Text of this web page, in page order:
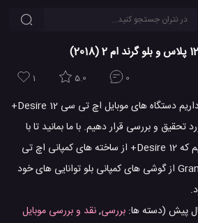
1 5.0 0
در این مقایسه با شما قصد داریم دستگاه های موبایل اچ تی سی Desire 12+
ام 2 (2018) را مورد تحقیق و بررسی قرار دهیم. با ما بمانید تا با
مقایسه امکانات این دو ببینیم که Desire 12+ از ساخته های کمپانی اچ تی
سی در مقابل Grand M2 (2018) از گوشی های کمپانی بلو توانایی های خود
(دسته ها: بررسی,نقد و بررسی موبایل